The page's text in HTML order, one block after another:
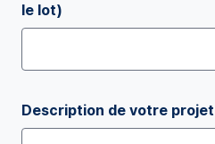
le lot)
Description de votre projet